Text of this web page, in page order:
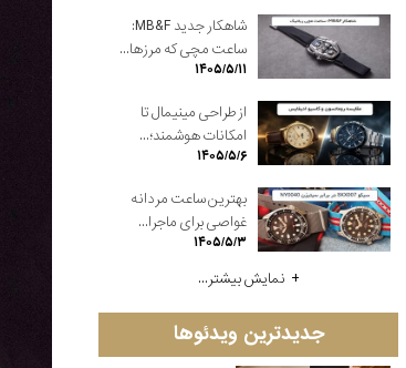
شاهکار جدید MB&F:
ساعت مچی که مرزها...
۱۴۰۵/۵/۱۱
از طراحی مینیمال تا
امکانات هوشمند؛...
۱۴۰۵/۵/۶
بهترین ساعت مردانه
غواصی برای ماجرا...
۱۴۰۵/۵/۳
نمایش بیشتر...
جدیدترین ویدئوها